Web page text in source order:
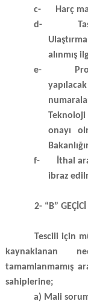
c-
Harç
d-
alınmış
e-
Teknoloji
onayı
f-
İthal
ibraz
2- “B” GEÇİCİ
Tescili için
kaynaklanan
tamamlanmamış
sahiplerine;
a) Mali